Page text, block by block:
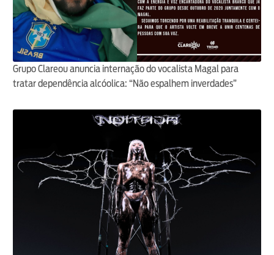
Grupo Clareou anuncia internação do vocalista Magal para
tratar dependência alcóolica: “Não espalhem inverdades”